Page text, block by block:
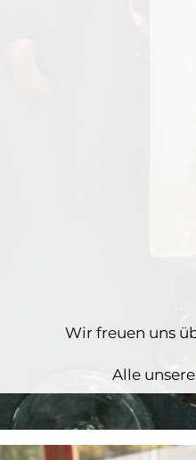
Wir freuen uns
Alle